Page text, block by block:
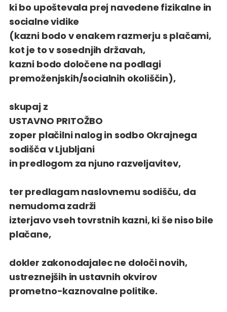
ki bo upoštevala prej navedene fizikalne in
socialne vidike
(kazni bodo v enakem razmerju s plačami,
kot je to v sosednjih državah,
kazni bodo določene na podlagi
premoženjskih/socialnih okoliščin),
skupaj z
USTAVNO PRITOŽBO
zoper plačilni nalog in sodbo Okrajnega
sodišča v Ljubljani
in predlogom za njuno razveljavitev,
ter predlagam naslovnemu sodišču, da
nemudoma zadrži
izterjavo vseh tovrstnih kazni, ki še niso bile
plačane,
dokler zakonodajalec ne določi novih,
ustreznejših in ustavnih okvirov
prometno-kaznovalne politike.